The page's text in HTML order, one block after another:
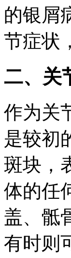
的银屑
节症状
二、关
作为关
是较初
斑块，
体的任
盖、骶
有时则